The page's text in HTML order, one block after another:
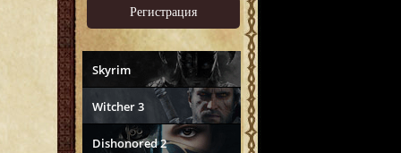
Регистрация
Skyrim
Witcher 3
Dishonored 2